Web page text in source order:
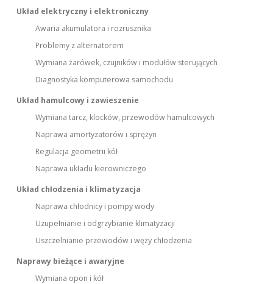
Układ elektryczny i elektroniczny
Awaria akumulatora i rozrusznika
Problemy z alternatorem
Wymiana żarówek, czujników i modułów sterujących
Diagnostyka komputerowa samochodu
Układ hamulcowy i zawieszenie
Wymiana tarcz, klocków, przewodów hamulcowych
Naprawa amortyzatorów i sprężyn
Regulacja geometrii kół
Naprawa układu kierowniczego
Układ chłodzenia i klimatyzacja
Naprawa chłodnicy i pompy wody
Uzupełnianie i odgrzybianie klimatyzacji
Uszczelnianie przewodów i węży chłodzenia
Naprawy bieżące i awaryjne
Wymiana opon i kół